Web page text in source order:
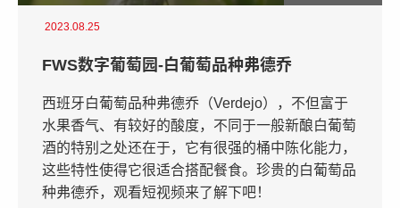
2023.08.25
FWS数字葡萄园-白葡萄品种弗德乔
西班牙白葡萄品种弗德乔（Verdejo），不但富于
水果香气、有较好的酸度，不同于一般新酿白葡萄
酒的特别之处还在于，它有很强的桶中陈化能力，
这些特性使得它很适合搭配餐食。珍贵的白葡萄品
种弗德乔，观看短视频来了解下吧！